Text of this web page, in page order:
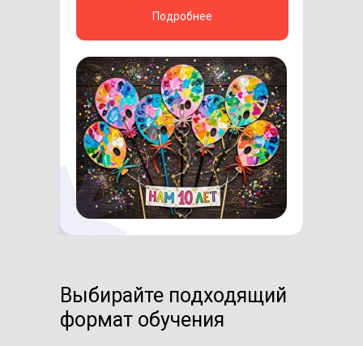
Подробнее
Выбирайте подходящий
формат обучения